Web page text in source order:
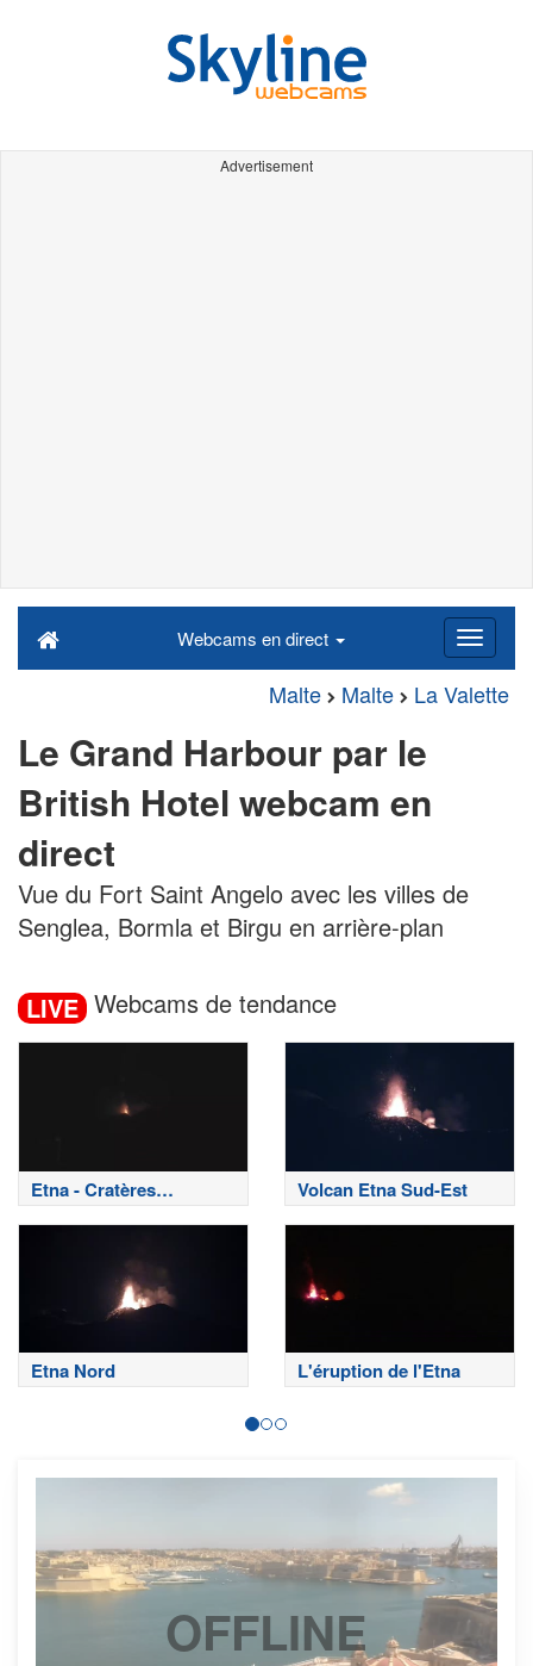
Advertisement
Webcams en direct
Malte Malte La Valette
Le Grand Harbour par le
British Hotel webcam en
direct
Vue du Fort Saint Angelo avec les villes de
Senglea, Bormla et Birgu en arrière-plan
LIVE Webcams de tendance
Etna - Cratères
sommitaux
Volcan Etna Sud-Est
Etna Nord L'éruption de l'Etna
OFFLINE